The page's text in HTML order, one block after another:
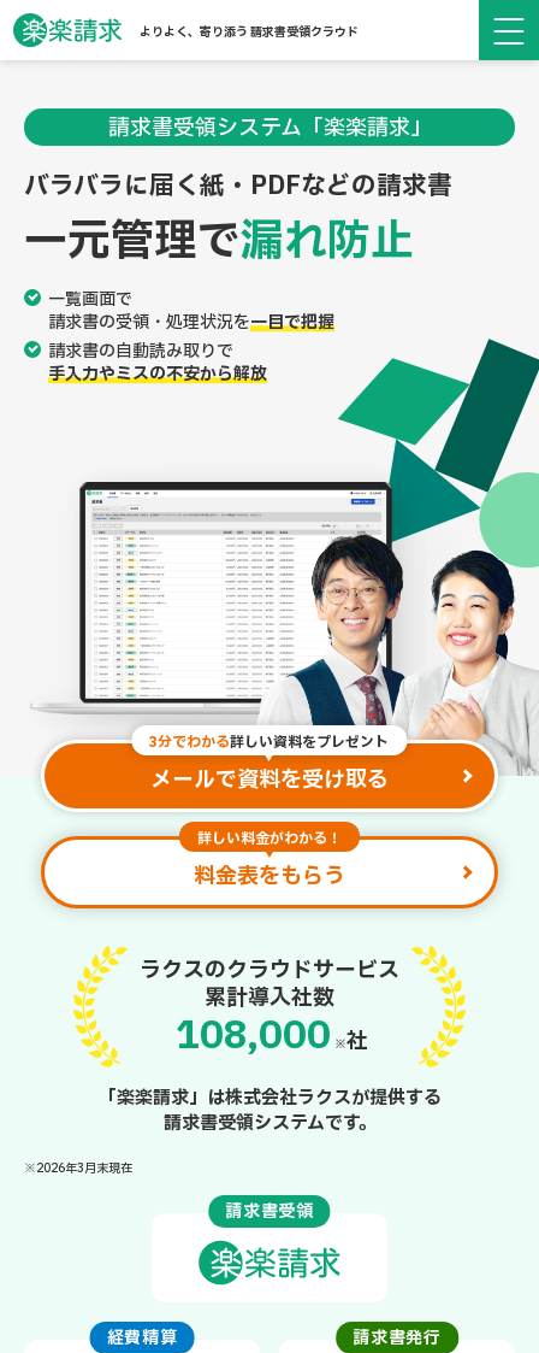
よりよく、寄り添う 請求書受領クラウド
請求書受領システム「楽楽請求」
バラバラに届く紙・PDFなどの請求書
一元管理で漏れ防止
一覧画面で
請求書の受領・処理状況を一目で把握
請求書の自動読み取りで
手入力やミスの不安から解放
3分でわかる詳しい資料をプレゼント
メールで資料を受け取る
詳しい料金がわかる！
料金表をもらう
ラクスのクラウドサービス
累計導入社数
108,000 ※社
「楽楽請求」は株式会社ラクスが提供する
請求書受領システムです。
※2026年3月末現在
請求書受領
経費精算 請求書発行